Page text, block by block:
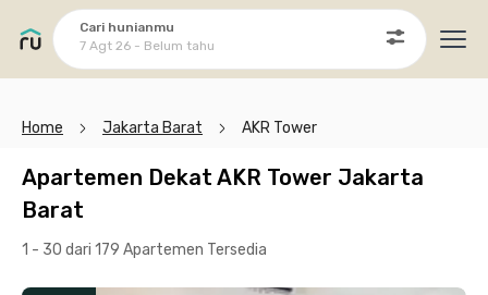
Cari hunianmu
7 Agt 26 - Belum tahu
Home Jakarta Barat AKR Tower
Apartemen Dekat AKR Tower Jakarta
Barat
1 - 30 dari 179 Apartemen Tersedia